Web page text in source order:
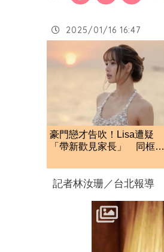
2025/01/16 16:47
豪門戀才告吹！Lisa遭疑
「帶新歡見家長」 同框互
記者林汝珊／台北報導